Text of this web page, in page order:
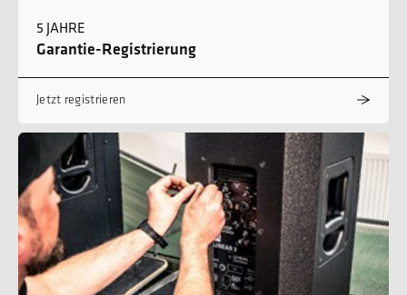
5 JAHRE
Garantie-Registrierung
Jetzt registrieren